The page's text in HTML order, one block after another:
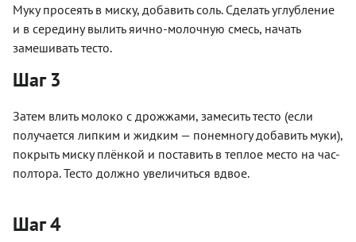
Муку просеять в миску, добавить соль. Сделать углубление
и в середину вылить яично-молочную смесь, начать
замешивать тесто.
Шаг 3
Затем влить молоко с дрожжами, замесить тесто (если
получается липким и жидким — понемногу добавить муки),
покрыть миску плёнкой и поставить в теплое место на час-
полтора. Тесто должно увеличиться вдвое.
Шаг 4